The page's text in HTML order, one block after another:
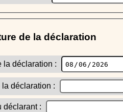
de la déclaration
la déclaration :
la déclaration :
déclarant :